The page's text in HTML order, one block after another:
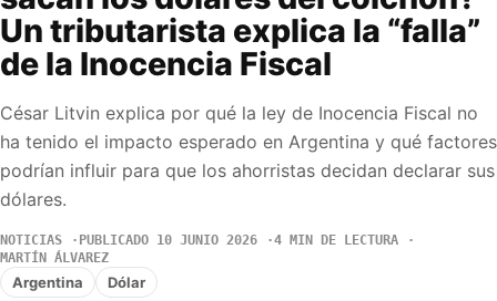
Un tributarista explica la “falla”
de la Inocencia Fiscal
César Litvin explica por qué la ley de Inocencia Fiscal no
ha tenido el impacto esperado en Argentina y qué factores
podrían influir para que los ahorristas decidan declarar sus
dólares.
NOTICIAS PUBLICADO 10 JUNIO 2026
4 MIN DE LECTURA
MARTÍN ÁLVAREZ
Argentina Dólar